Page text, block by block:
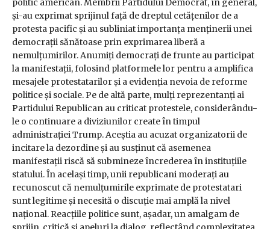
politic american. Membrii Partidului Democrat, în general,
și-au exprimat sprijinul față de dreptul cetățenilor de a
protesta pacific și au subliniat importanța menținerii unei
democrații sănătoase prin exprimarea liberă a
nemulțumirilor. Anumiți democrați de frunte au participat
la manifestații, folosind platformele lor pentru a amplifica
mesajele protestatarilor și a evidenția nevoia de reforme
politice și sociale. Pe de altă parte, mulți reprezentanți ai
Partidului Republican au criticat protestele, considerându-
le o continuare a diviziunilor create în timpul
administrației Trump. Aceștia au acuzat organizatorii de
incitare la dezordine și au susținut că asemenea
manifestații riscă să submineze încrederea în instituțiile
statului. În același timp, unii republicani moderați au
recunoscut că nemulțumirile exprimate de protestatari
sunt legitime și necesită o discuție mai amplă la nivel
național. Reacțiile politice sunt, așadar, un amalgam de